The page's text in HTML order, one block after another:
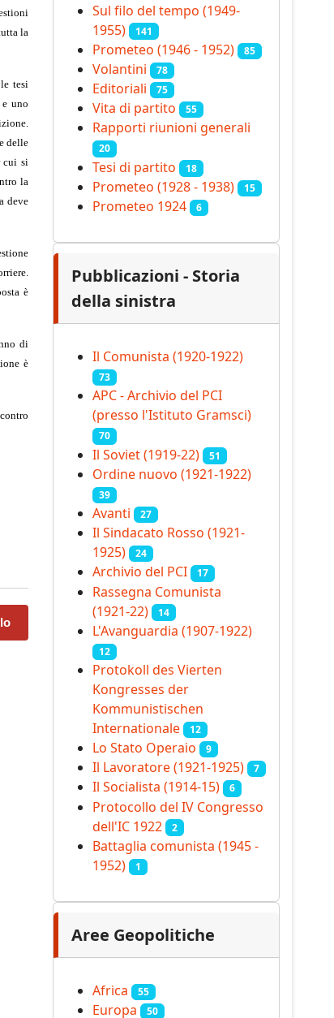
la
tesi
uno
delle
cui si
la
deve
è
di
è
Sul filo del tempo (1949-
1955)
141
Prometeo (1946 - 1952) 85
Volantini 78
Editoriali 75
Vita di partito 55
Rapporti riunioni generali
20
Tesi di partito 18
Prometeo (1928 - 1938) 15
Prometeo 1924 6
Pubblicazioni - Storia
della sinistra
Il Comunista (1920-1922)
73
APC - Archivio del PCI
(presso l'Istituto Gramsci)
70
Il Soviet (1919‑22) 51
Ordine nuovo (1921-1922)
39
Avanti 27
Il Sindacato Rosso (1921-
1925)
24
Archivio del PCI 17
Rassegna Comunista
(1921‑22)
14
L'Avanguardia (1907-1922)
12
Protokoll des Vierten
Kongresses der
Kommunistischen
Internationale
12
Lo Stato Operaio 9
Il Lavoratore (1921-1925) 7
Il Socialista (1914‑15) 6
Protocollo del IV Congresso
dell'IC 1922
2
Battaglia comunista (1945 -
1952)
1
Aree Geopolitiche
Africa 55
Europa 50